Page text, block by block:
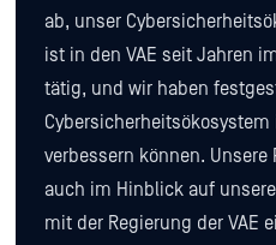
ab, unser
ist in den VAE seit Jahren
tätig, und wir haben
verbessern können. Unsere
auch im Hinblick auf
mit der Regierung der VAE